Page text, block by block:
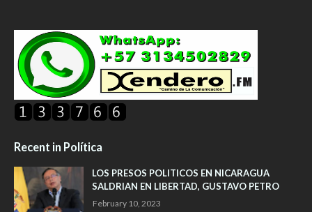
Recent in Política
LOS PRESOS POLITICOS EN NICARAGUA
SALDRIAN EN LIBERTAD, GUSTAVO PETRO
February 10, 2023